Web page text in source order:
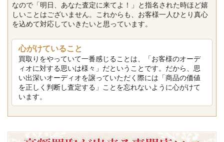
なので「明日、あなた査定に来てよ！」と指名された時ほど嬉
しいことはございません。これからも、お客様一人ひとり真心
を込めて対応していきたいと思っています。
心がけていること
買取りをやっていて一番感じることは、「お客様のオーデ
ィオに対する思いは様々」だということです。だから、思
い出深いオーディオを譲っていただく際には「商品の価値
を正しく判断し査定する」ことを忘れないように心がけて
います。